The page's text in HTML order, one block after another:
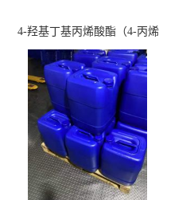
4-羟基丁基丙烯酸酯（4-丙烯
酸羟丁酯）